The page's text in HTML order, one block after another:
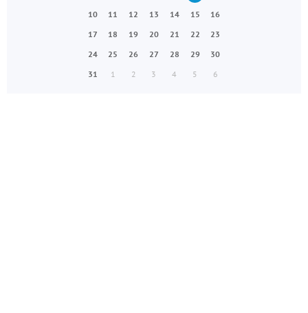
10
11 12 13 14 15
16
17
18 19 20 21 22
23
24
25 26 27 28 29
30
31
1 2 3 4 5 6